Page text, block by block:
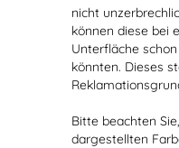
nicht
können diese bei
Unterfläche
könnten. Dieses
Bitte beachten
dargestellten